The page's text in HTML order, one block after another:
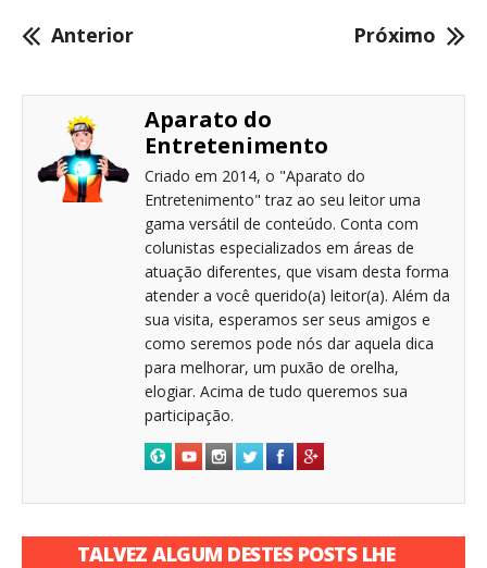
Anterior Próximo
Aparato do
Entretenimento
Criado em 2014, o "Aparato do
Entretenimento" traz ao seu leitor uma
gama versátil de conteúdo. Conta com
colunistas especializados em áreas de
atuação diferentes, que visam desta forma
atender a você querido(a) leitor(a). Além da
sua visita, esperamos ser seus amigos e
como seremos pode nós dar aquela dica
para melhorar, um puxão de orelha,
elogiar. Acima de tudo queremos sua
participação.
TALVEZ ALGUM DESTES POSTS LHE